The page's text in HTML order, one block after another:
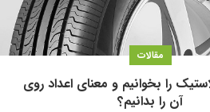
مقالات
را بخوانیم و معنای اعداد روی
آن را بدانیم؟